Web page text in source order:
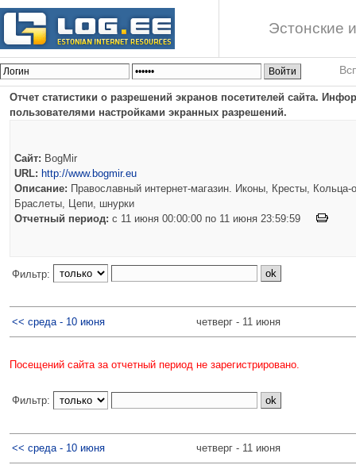
Эстонские
Отчет статистики о разрешений экранов посетителей сайта.
пользователями настройками экранных разрешений.
Сайт: BogMir
URL: http://www.bogmir.eu
Описание: Православный интернет-магазин. Иконы, Кресты, Кольца-
Браслеты, Цепи, шнурки
Отчетный период: c 11 июня 00:00:00 по 11 июня 23:59:59
Фильтр:
<< среда - 10 июня четверг - 11 июня
Посещений сайта за отчетный период не зарегистрировано.
Фильтр:
<< среда - 10 июня четверг - 11 июня